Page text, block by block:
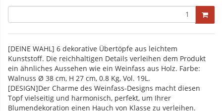
[DEINE WAHL] 6 dekorative Übertöpfe aus leichtem
Kunststoff. Die reichhaltigen Details verleihen dem Produkt
ein ähnliches Aussehen wie ein Weinfass aus Holz. Farbe:
Walnuss Ø 38 cm, H 27 cm, 0.8 Kg, Vol. 19L.
[DESIGN]Der Charme des Weinfass-Designs macht diesen
Topf vielseitig und harmonisch, perfekt, um Ihrer
Blumendekoration einen Hauch von Klasse zu verleihen.